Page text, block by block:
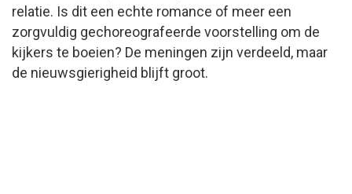
relatie. Is dit een echte romance of meer een
zorgvuldig gechoreografeerde voorstelling om de
kijkers te boeien? De meningen zijn verdeeld, maar
de nieuwsgierigheid blijft groot.